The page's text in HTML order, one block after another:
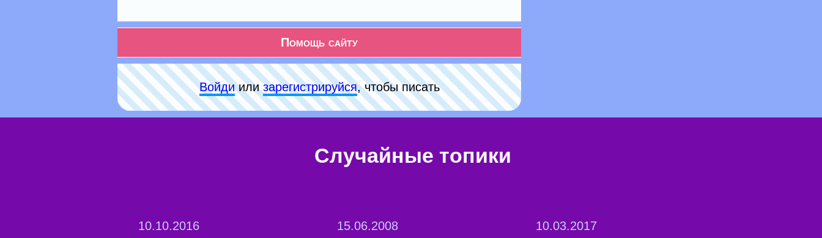
Помощь сайту
Войдиилизарeгиcтpируйся, чтобы писать
Случайные топики
10.10.2016 15.06.2008 10.03.2017